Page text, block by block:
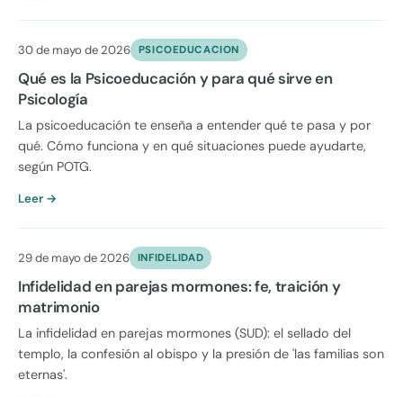
30 de mayo de 2026 PSICOEDUCACION
Qué es la Psicoeducación y para qué sirve en
Psicología
La psicoeducación te enseña a entender qué te pasa y por
qué. Cómo funciona y en qué situaciones puede ayudarte,
según POTG.
Leer →
29 de mayo de 2026 INFIDELIDAD
Infidelidad en parejas mormones: fe, traición y
matrimonio
La infidelidad en parejas mormones (SUD): el sellado del
templo, la confesión al obispo y la presión de 'las familias son
eternas'.